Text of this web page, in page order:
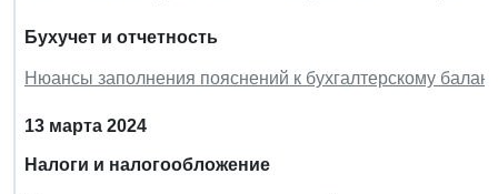
Бухучет и отчетность
Нюансы заполнения пояснений к бухгалтерскому
13 марта 2024
Налоги и налогообложение